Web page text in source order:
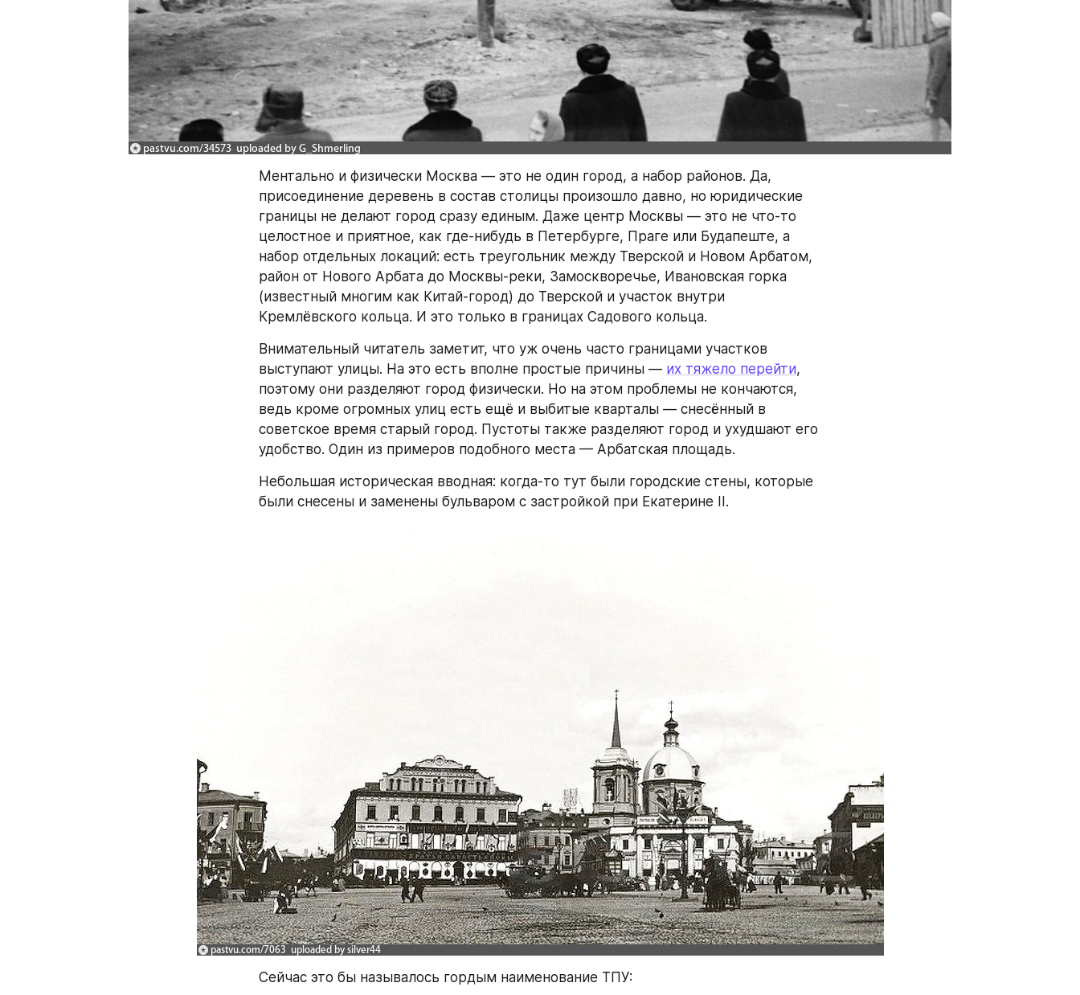
Ментально и физически Москва — это не один город, а набор районов. Да,
присоединение деревень в состав столицы произошло давно, но юридические
границы не делают город сразу единым. Даже центр Москвы — это не что-то
целостное и приятное, как где-нибудь в Петербурге, Праге или Будапеште, а
набор отдельных локаций: есть треугольник между Тверской и Новом Арбатом,
район от Нового Арбата до Москвы-реки, Замоскворечье, Ивановская горка
(известный многим как Китай-город) до Тверской и участок внутри
Кремлёвского кольца. И это только в границах Садового кольца.
Внимательный читатель заметит, что уж очень часто границами участков
выступают улицы. На это есть вполне простые причины — их тяжело перейти,
поэтому они разделяют город физически. Но на этом проблемы не кончаются,
ведь кроме огромных улиц есть ещё и выбитые кварталы — снесённый в
советское время старый город. Пустоты также разделяют город и ухудшают его
удобство. Один из примеров подобного места — Арбатская площадь.
Небольшая историческая вводная: когда-то тут были городские стены, которые
были снесены и заменены бульваром с застройкой при Екатерине II.
Сейчас это бы называлось гордым наименование ТПУ: